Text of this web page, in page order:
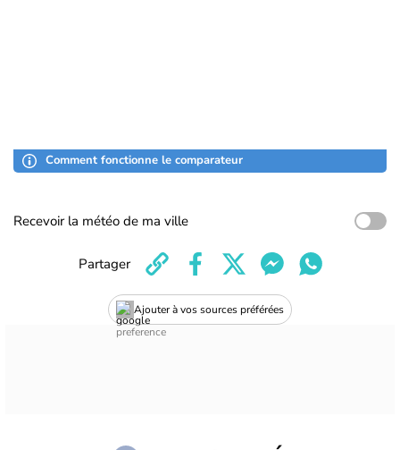
Comment fonctionne le comparateur
Recevoir la météo de ma ville
Ajouter à vos sources préférées
Partager